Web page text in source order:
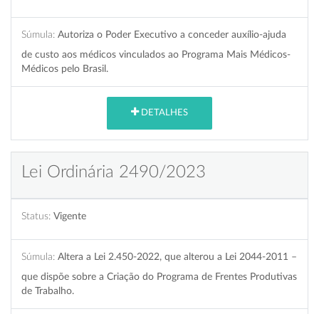
Súmula: Autoriza o Poder Executivo a conceder auxílio-ajuda
de custo aos médicos vinculados ao Programa Mais Médicos-
Médicos pelo Brasil.
DETALHES
Lei Ordinária 2490/2023
Status: Vigente
Súmula: Altera a Lei 2.450-2022, que alterou a Lei 2044-2011 –
que dispõe sobre a Criação do Programa de Frentes Produtivas
de Trabalho.